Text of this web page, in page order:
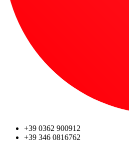
+39 0362 900912
+39 346 0816762